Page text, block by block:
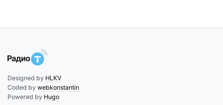
Designed by HLKV
Coded by webkonstantin
Powered by Hugo